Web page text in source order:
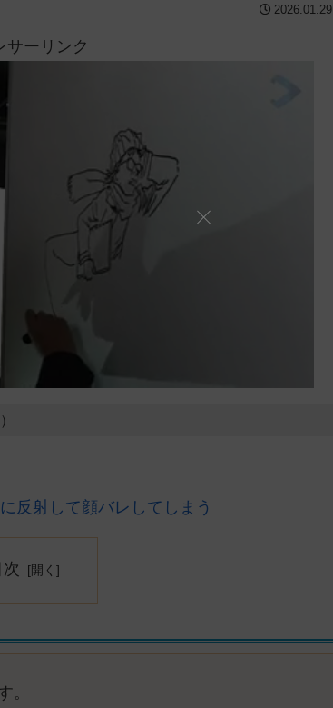
2026.01.29
サーリンク
反射して顔バレしてしまう
。